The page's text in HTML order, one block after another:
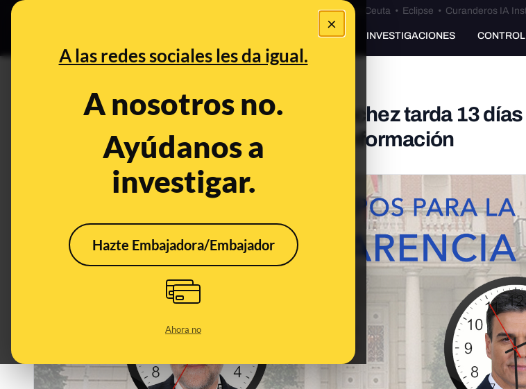
×
A las redes sociales les da igual.
A nosotros no.
Ayúdanos a
investigar.
Hazte Embajadora/Embajador
Ahora no
Especial Ceuta•Bulos Ceuta • Eclipse • Curanderos IA
PREBUNKING INVESTIGACIONES
Moncloa menos transparente: Sánchez tarda 13
en responder a las solicitudes de información
Aug 27, 2019, 7:00:37 AM